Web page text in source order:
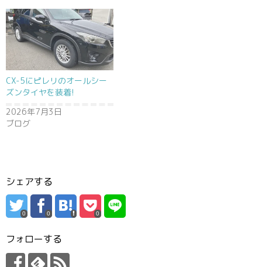
CX-5にピレリのオールシー
ズンタイヤを装着!
2026年7月3日
ブログ
シェアする
0 0 0
フォローする